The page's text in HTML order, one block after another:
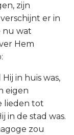
zijn
er in
nu wat
Hem
in huis was,
eigen
lieden tot
in de stad was.
zou